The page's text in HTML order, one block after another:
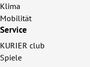
Klima
Mobilität
Service
KURIER club
Spiele